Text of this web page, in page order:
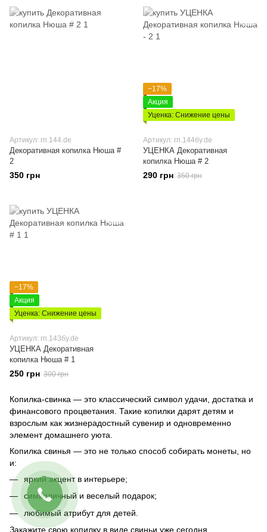
Артикул: гп.144.de
Декоративная копилка Нюша #
2
350 грн
−17%
Акция
Уценка: Снижение цены
Артикул: гп.144бу.de
УЦЕНКА Декоративная
копилка Нюша # 2
290 грн 350 грн
−17%
Акция
Уценка: Снижение цены
Артикул: гп.143бу.de
УЦЕНКА Декоративная
копилка Нюша # 1
250 грн 300 грн
Копилка-свинка — это классический символ удачи, достатка и
финансового процветания. Такие копилки дарят детям и
взрослым как жизнерадостный сувенир и одновременно
элемент домашнего уюта.
Копилка свинья — это не только способ собирать монеты, но
и:
яркий акцент в интерьере;
символичный и веселый подарок;
любимый атрибут для детей.
Закажите свою копилку в виде свиньи уже сегодня